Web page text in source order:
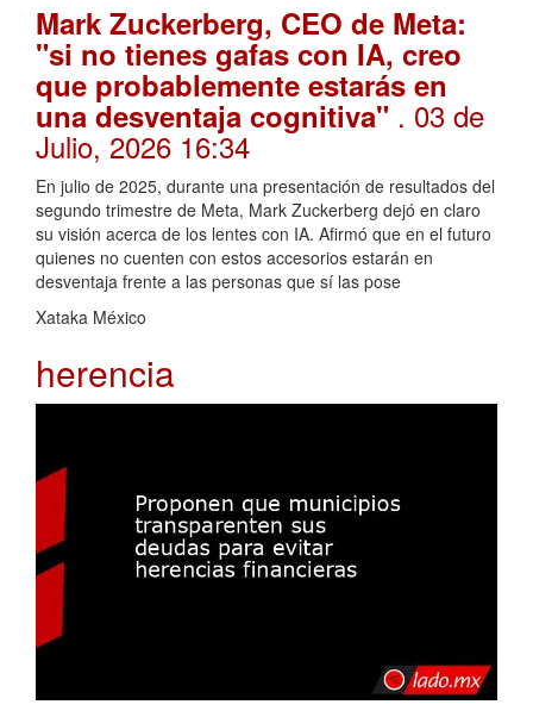
Mark Zuckerberg, CEO de Meta:
"si no tienes gafas con IA, creo
que probablemente estarás en
una desventaja cognitiva" . 03 de
Julio, 2026 16:34
En julio de 2025, durante una presentación de resultados del
segundo trimestre de Meta, Mark Zuckerberg dejó en claro
su visión acerca de los lentes con IA. Afirmó que en el futuro
quienes no cuenten con estos accesorios estarán en
desventaja frente a las personas que sí las pose
Xataka México
herencia